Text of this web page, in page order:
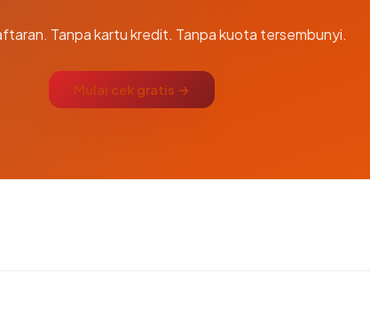
Tanpa kartu kredit. Tanpa kuota tersembunyi.
Mulai cek gratis →